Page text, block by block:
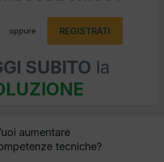
oppure REGISTRATI
SUBITO la
aumentare
tecniche?